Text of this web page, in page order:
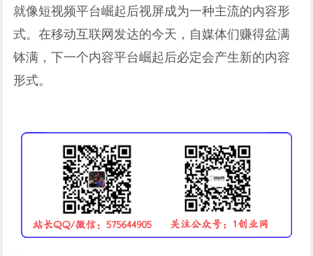
就像短视频平台崛起后视屏成为一种主流的内容形
式。在移动互联网发达的今天，自媒体们赚得盆满
钵满，下一个内容平台崛起后必定会产生新的内容
形式。